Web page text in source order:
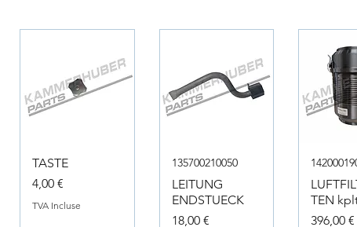
TASTE
Prix
4,00 €
TVA Incluse
135700210050
LEITUNG
ENDSTUECK
Prix
18,00 €
TEN
Prix
396,00 €